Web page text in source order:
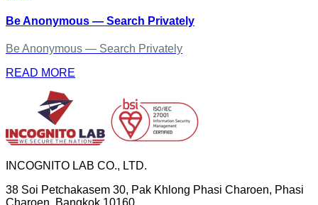
Be Anonymous — Search Privately
Be Anonymous — Search Privately
READ MORE
INCOGNITO LAB CO., LTD.
38 Soi Petchakasem 30, Pak Khlong Phasi Charoen, Phasi